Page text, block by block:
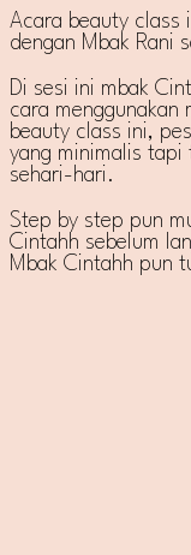
Acara beauty class
dengan Mbak Rani
Di sesi ini mbak
cara
beauty class ini,
yang minimalis tapi
sehari-hari.
Step by step pun
Cintahh sebelum
Mbak Cintahh pun